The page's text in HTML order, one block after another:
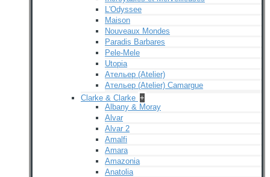
L'Odyssee
Maison
Nouveaux Mondes
Paradis Barbares
Pele-Mele
Utopia
Ательер (Atelier)
Ательер (Atelier) Camargue
Clarke & Clarke +
Albany & Moray
Alvar
Alvar 2
Amalfi
Amara
Amazonia
Anatolia